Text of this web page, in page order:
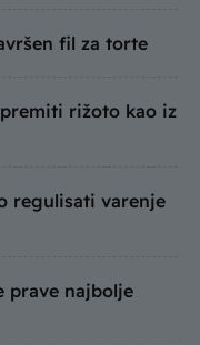
fil za torte
rižoto kao iz
regulisati varenje
prave najbolje